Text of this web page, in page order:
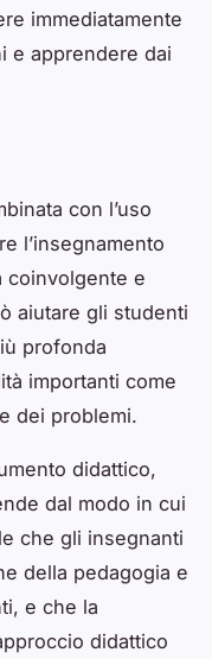
immediatamente
e apprendere dai
con l’uso
l’insegnamento
coinvolgente e
aiutare gli studenti
profonda
importanti come
dei problemi.
didattico,
dal modo in cui
che gli insegnanti
della pedagogia e
e che la
didattico